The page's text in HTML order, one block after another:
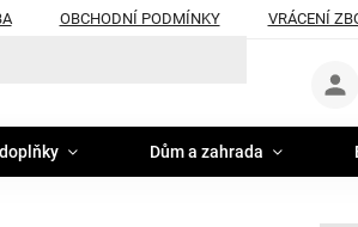
OBCHODNÍ PODMÍNKY VRÁCENÍ
Dům a zahrada